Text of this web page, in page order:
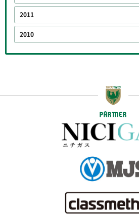
2011
2010
PARTNER